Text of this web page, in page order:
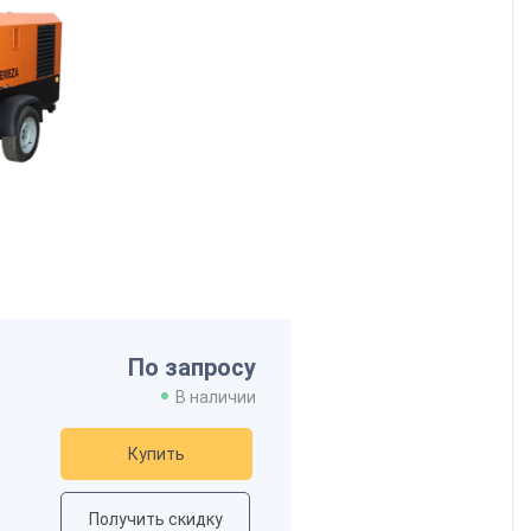
По запросу
В наличии
Купить
Получить скидку